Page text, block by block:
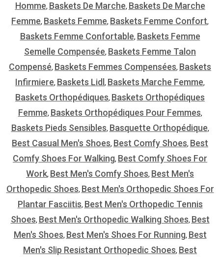
Homme, Baskets De Marche, Baskets De Marche
Femme, Baskets Femme, Baskets Femme Confort,
Baskets Femme Confortable, Baskets Femme
Semelle Compensée, Baskets Femme Talon
Compensé, Baskets Femmes Compensées, Baskets
Infirmiere, Baskets Lidl , Baskets Marche Femme,
Baskets Orthopédiques, Baskets Orthopédiques
Femme, Baskets Orthopédiques Pour Femmes,
Baskets Pieds Sensibles, Basquette Orthopédique,
Best Casual Men's Shoes, Best Comfy Shoes, Best
Comfy Shoes For Walking, Best Comfy Shoes For
Work, Best Men's Comfy Shoes, Best Men's
Orthopedic Shoes, Best Men's Orthopedic Shoes For
Plantar Fasciitis, Best Men's Orthopedic Tennis
Shoes, Best Men's Orthopedic Walking Shoes, Best
Men's Shoes, Best Men's Shoes For Running, Best
Men's Slip Resistant Orthopedic Shoes, Best